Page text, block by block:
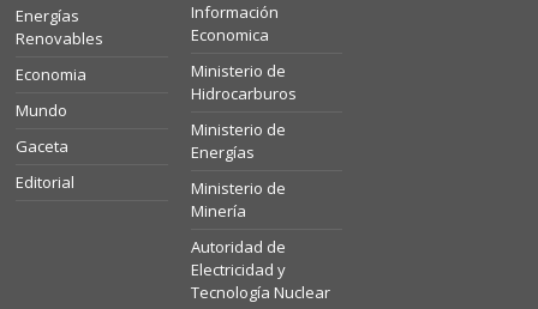
Energías
Renovables
Economia
Mundo
Gaceta
Editorial
Información
Economica
Ministerio de
Hidrocarburos
Ministerio de
Energías
Ministerio de
Minería
Autoridad de
Electricidad y
Tecnología Nuclear